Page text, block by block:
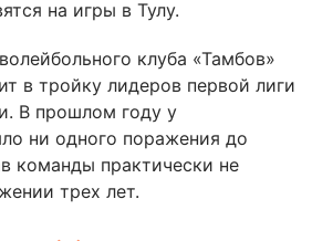
на игры в Тулу.
клуба «Тамбов»
в тройку лидеров первой лиги
В прошлом году у
ни одного поражения до
команды практически не
трех лет.